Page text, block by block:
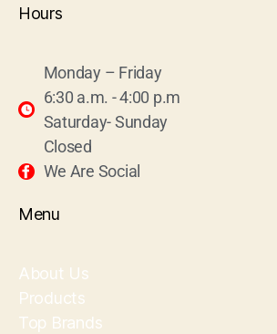
Hours
Monday – Friday
6:30 a.m. - 4:00 p.m
Saturday- Sunday
Closed
We Are Social
Menu
About Us
Products
Top Brands